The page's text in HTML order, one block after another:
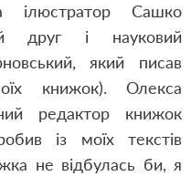
ілюстратор Сашко
друг і науковий
який писав
книжок). Олекса
редактор книжок
із моїх текстів
не відбулась би, я